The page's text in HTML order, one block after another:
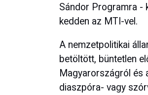
Sándor Programra -
kedden az MTI-vel.
A nemzetpolitikai
betöltött, büntetlen
Magyarországról és
diaszpóra- vagy